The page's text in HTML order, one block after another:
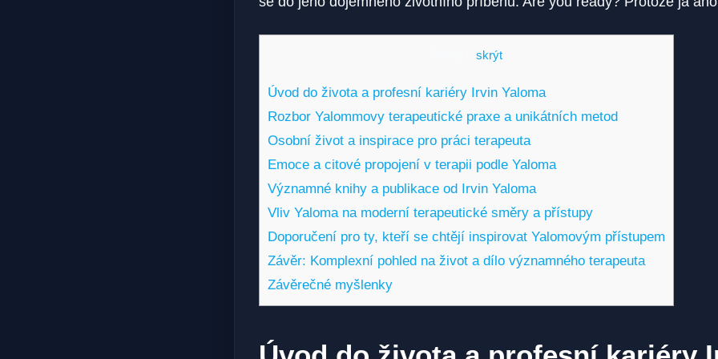
skrýt]
Úvod do života a profesní kariéry Irvin Yaloma
Rozbor Yalommovy terapeutické praxe a unikátních metod
Osobní život a inspirace pro práci terapeuta
Emoce a citové propojení v terapii podle Yaloma
Významné knihy a publikace od Irvin Yaloma
Vliv Yaloma na moderní terapeutické směry a přístupy
Doporučení pro ty, kteří se chtějí inspirovat Yalomovým přístupem
Závěr: Komplexní pohled na život a dílo významného terapeuta
Závěrečné myšlenky